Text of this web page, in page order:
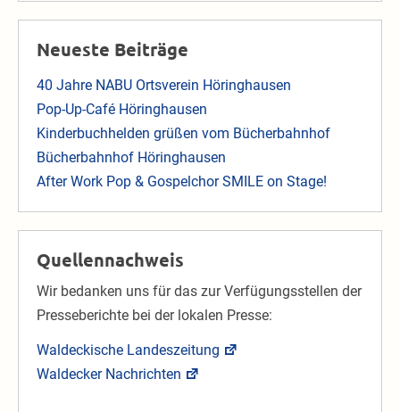
Neueste Beiträge
40 Jahre NABU Ortsverein Höringhausen
Pop-Up-Café Höringhausen
Kinderbuchhelden grüßen vom Bücherbahnhof
Bücherbahnhof Höringhausen
After Work Pop & Gospelchor SMILE on Stage!
Quellennachweis
Wir bedanken uns für das zur Verfügungsstellen der
Presseberichte bei der lokalen Presse:
Waldeckische Landeszeitung
Waldecker Nachrichten